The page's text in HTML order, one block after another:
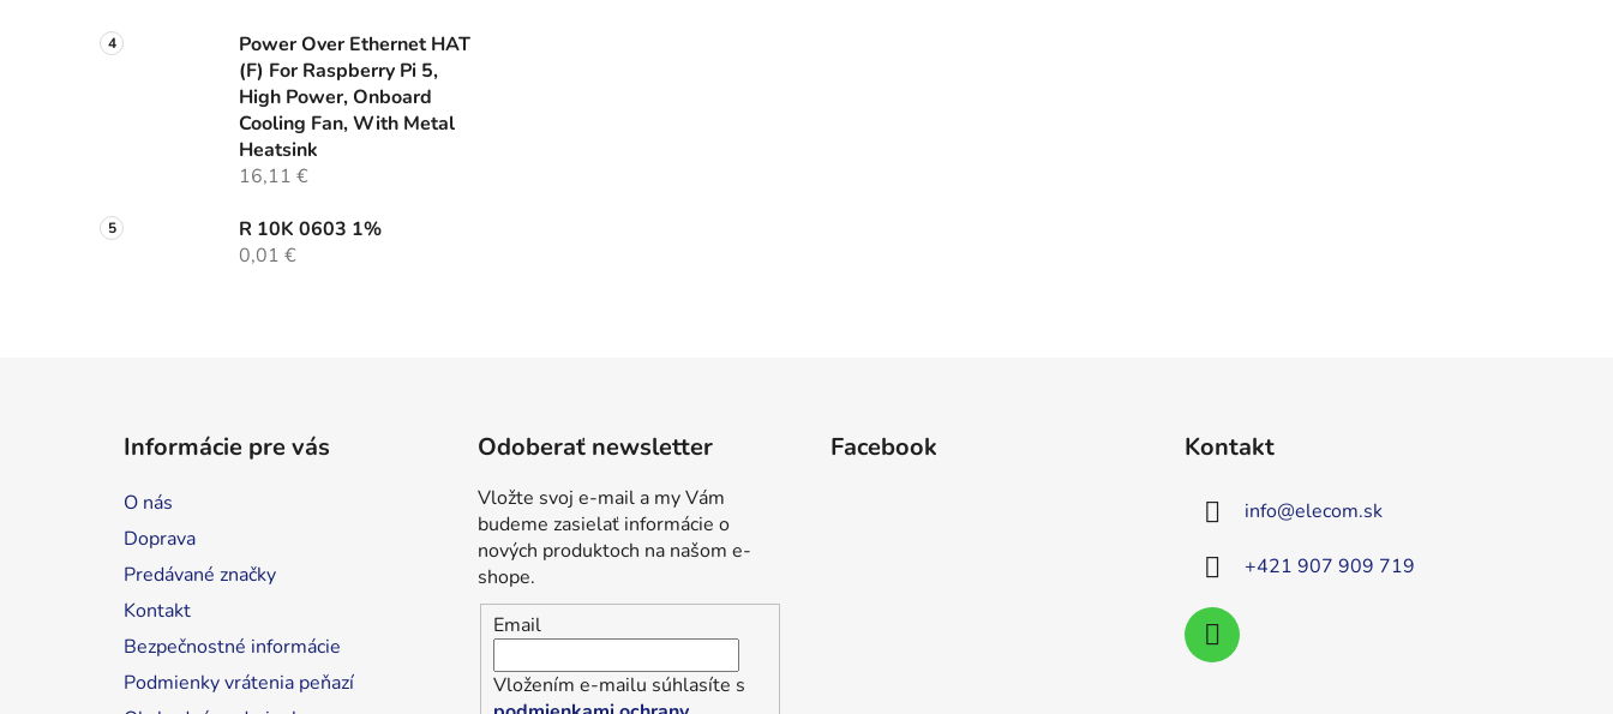
Power Over Ethernet HAT
(F) For Raspberry Pi 5,
High Power, Onboard
Cooling Fan, With Metal
Heatsink
16,11 €
R 10K 0603 1%
0,01 €
Informácie pre vás
O nás
Doprava
Predávané značky
Kontakt
Bezpečnostné informácie
Podmienky vrátenia peňazí
Odoberať newsletter
Vložte svoj e-mail a my Vám
budeme zasielať informácie o
nových produktoch na našom e-
shope.
Email
Vložením e-mailu súhlasíte s
Facebook Kontakt
info@elecom.sk
+421 907 909 719